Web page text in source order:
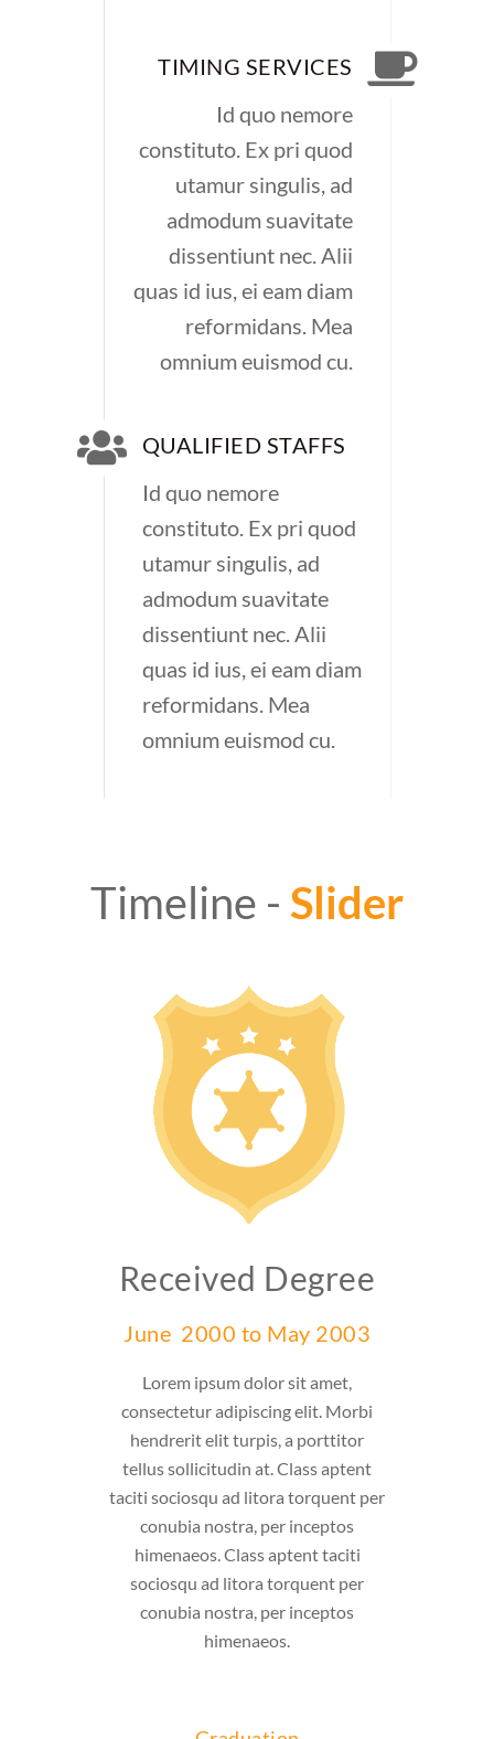
TIMING SERVICES
Id quo nemore
constituto. Ex pri quod
utamur singulis, ad
admodum suavitate
dissentiunt nec. Alii
quas id ius, ei eam diam
reformidans. Mea
omnium euismod cu.
QUALIFIED STAFFS
Id quo nemore
constituto. Ex pri quod
utamur singulis, ad
admodum suavitate
dissentiunt nec. Alii
quas id ius, ei eam diam
reformidans. Mea
omnium euismod cu.
Timeline - Slider
Received Degree
June 2000 to May 2003
Lorem ipsum dolor sit amet,
consectetur adipiscing elit. Morbi
hendrerit elit turpis, a porttitor
tellus sollicitudin at. Class aptent
taciti sociosqu ad litora torquent per
conubia nostra, per inceptos
himenaeos. Class aptent taciti
sociosqu ad litora torquent per
conubia nostra, per inceptos
himenaeos.